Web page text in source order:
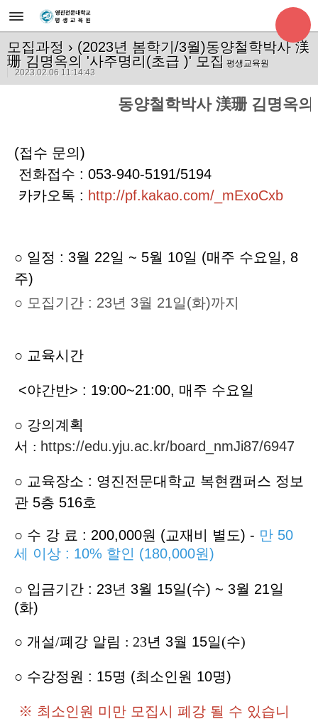
모집과정 › (2023년 봄학기/3월)동양철학박사 渼
珊 김명옥의 '사주명리(초급 )' 모집 평생교육원
2023.02.06 11:14:43
동양철학박사 渼珊 김명옥
(접수 문의)
전화접수 : 053-940-5191/5194
카카오톡 : http://pf.kakao.com/_mExoCxb
○ 일정 : 3월 22일 ~ 5월 10일 (매주 수요일, 8
주)
○ 모집기간 : 23년 3월 21일(화)까지
○ 교육시간
<야간반> : 19:00~21:00, 매주 수요일
○ 강의계획
서 : https://edu.yju.ac.kr/board_nmJi87/6947
○ 교육장소 : 영진전문대학교 복현캠퍼스 정보
관 5층 516호
○ 수 강 료 : 200,000원 (교재비 별도) - 만 50
세 이상 : 10% 할인 (180,000원)
○ 입금기간 : 23년 3월 15일(수) ~ 3월 21일
(화)
○ 개설/폐강 알림 : 23년 3월 15일(수)
○ 수강정원 : 15명 (최소인원 10명)
※ 최소인원 미만 모집시 폐강 될 수 있습니